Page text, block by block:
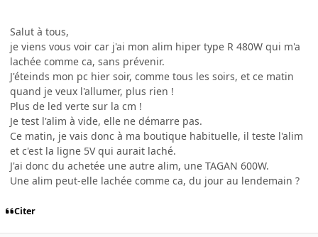
Salut à tous,
je viens vous voir car j'ai mon alim hiper type R 480W qui m'a
lachée comme ca, sans prévenir.
J'éteinds mon pc hier soir, comme tous les soirs, et ce matin
quand je veux l'allumer, plus rien !
Plus de led verte sur la cm !
Je test l'alim à vide, elle ne démarre pas.
Ce matin, je vais donc à ma boutique habituelle, il teste l'alim
et c'est la ligne 5V qui aurait laché.
J'ai donc du achetée une autre alim, une TAGAN 600W.
Une alim peut-elle lachée comme ca, du jour au lendemain ?
Citer